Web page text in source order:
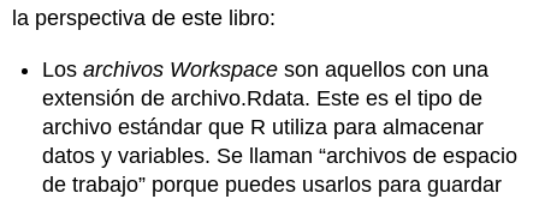
la perspectiva de este libro:
Losarchivos Workspace son aquellos con una
extensión de archivo.Rdata. Este es el tipo de
archivo estándar que R utiliza para almacenar
datos y variables. Se llaman “archivos de espacio
de trabajo” porque puedes usarlos para guardar